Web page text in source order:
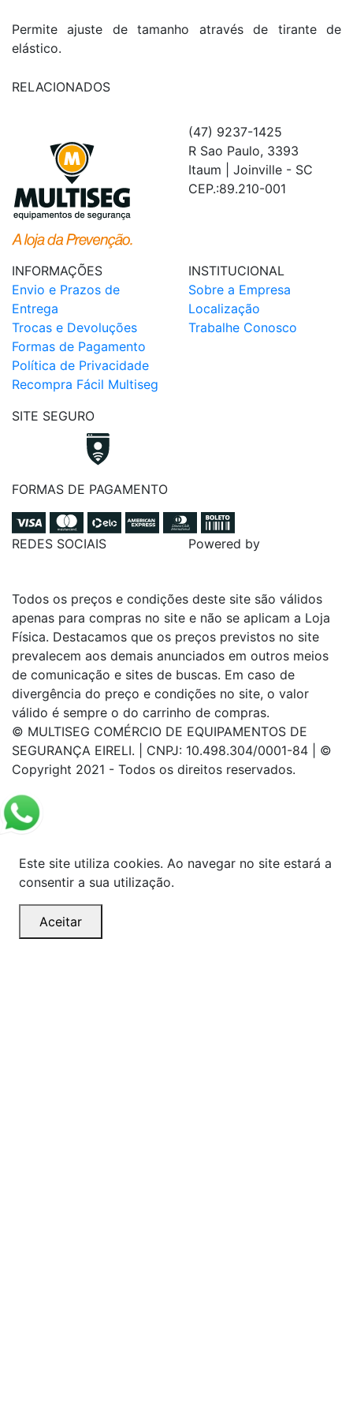
Permite ajuste de tamanho através de tirante de
elástico.
RELACIONADOS
(47) 9237-1425
R Sao Paulo, 3393
Itaum | Joinville - SC
CEP.:89.210-001
INFORMAÇÕES
Envio e Prazos de
Entrega
Trocas e Devoluções
Formas de Pagamento
Política de Privacidade
Recompra Fácil Multiseg
INSTITUCIONAL
Sobre a Empresa
Localização
Trabalhe Conosco
SITE SEGURO
FORMAS DE PAGAMENTO
REDES SOCIAIS Powered by
Todos os preços e condições deste site são válidos
apenas para compras no site e não se aplicam a Loja
Física. Destacamos que os preços previstos no site
prevalecem aos demais anunciados em outros meios
de comunicação e sites de buscas. Em caso de
divergência do preço e condições no site, o valor
válido é sempre o do carrinho de compras.
© MULTISEG COMÉRCIO DE EQUIPAMENTOS DE
SEGURANÇA EIRELI. | CNPJ: 10.498.304/0001-84 | ©
Copyright 2021 - Todos os direitos reservados.
Este site utiliza cookies. Ao navegar no site estará a
consentir a sua utilização.
Aceitar